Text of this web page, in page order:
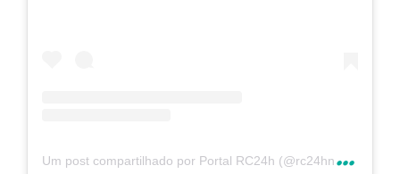
U
m post compartilhado por Portal RC24h (@rc24hnoticias)